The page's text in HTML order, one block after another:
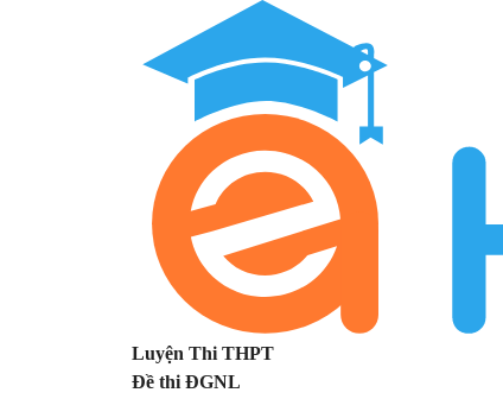
Luyện Thi THPT
Đề thi ĐGNL